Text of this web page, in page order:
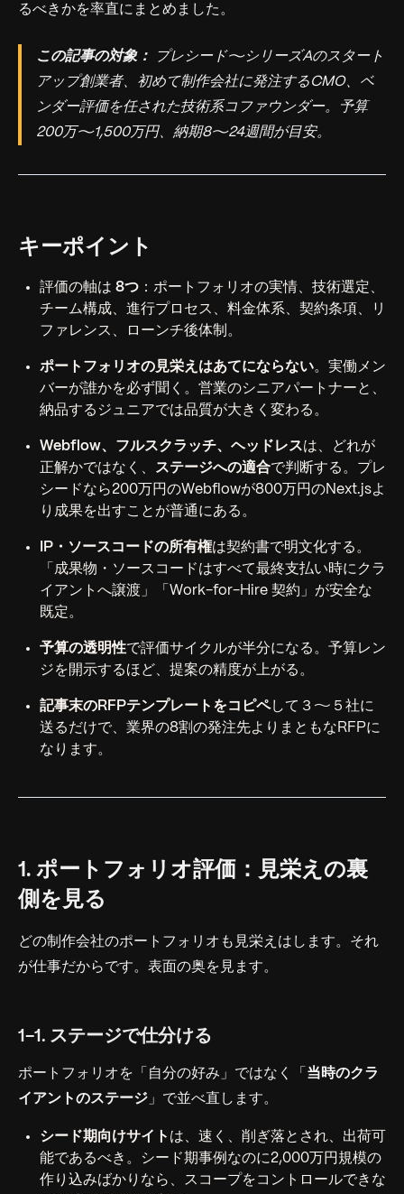
るべきかを率直にまとめました。
この記事の対象：
プレシード〜シリーズAのスタート
アップ創業者、初めて制作会社に発注するCMO、ベ
ンダー評価を任された技術系コファウンダー。予算
200万〜1,500万円、納期8〜24週間が目安。
キーポイント
評価の軸は 8つ ：ポートフォリオの実情、技術選定、
チーム構成、進行プロセス、料金体系、契約条項、リ
ファレンス、ローンチ後体制。
ポートフォリオの見栄えはあてにならない。実働メン
バーが誰かを必ず聞く。営業のシニアパートナーと、
納品するジュニアでは品質が大きく変わる。
Webflow、フルスクラッチ、ヘッドレスは、どれが
正解かではなく、 ステージへの適合で判断する。プレ
シードなら200万円のWebflowが800万円のNext.jsよ
り成果を出すことが普通にある。
IP・ソースコードの所有権は契約書で明文化する。
「成果物・ソースコードはすべて最終支払い時にクラ
イアントへ譲渡」「Work-for-Hire 契約」が安全な
既定。
予算の透明性で評価サイクルが半分になる。予算レン
ジを開示するほど、提案の精度が上がる。
記事末のRFPテンプレートをコピペして３〜５社に
送るだけで、業界の8割の発注先よりまともなRFPに
なります。
1. ポートフォリオ評価：見栄えの裏
側を見る
どの制作会社のポートフォリオも見栄えはします。それ
が仕事だからです。表面の奥を見ます。
1-1. ステージで仕分ける
ポートフォリオを「自分の好み」ではなく「 当時のクラ
イアントのステージ 」で並べ直します。
シード期向けサイト は、速く、削ぎ落とされ、出荷可
能であるべき。シード期事例なのに2,000万円規模の
作り込みばかりなら、スコープをコントロールできな